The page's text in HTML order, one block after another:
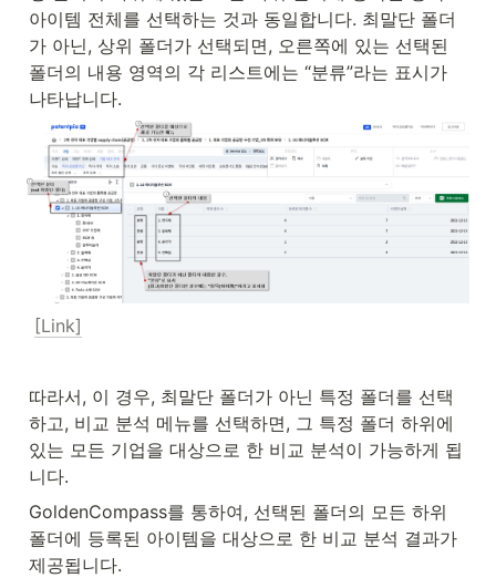
아이템 전체를 선택하는 것과 동일합니다. 최말단 폴더
가 아닌, 상위 폴더가 선택되면, 오른쪽에 있는 선택된
폴더의 내용 영역의 각 리스트에는 “분류”라는 표시가
나타납니다.
[Link]
따라서, 이 경우, 최말단 폴더가 아닌 특정 폴더를 선택
하고, 비교 분석 메뉴를 선택하면, 그 특정 폴더 하위에
있는 모든 기업을 대상으로 한 비교 분석이 가능하게 됩
니다.
GoldenCompass를 통하여, 선택된 폴더의 모든 하위
폴더에 등록된 아이템을 대상으로 한 비교 분석 결과가
제공됩니다.